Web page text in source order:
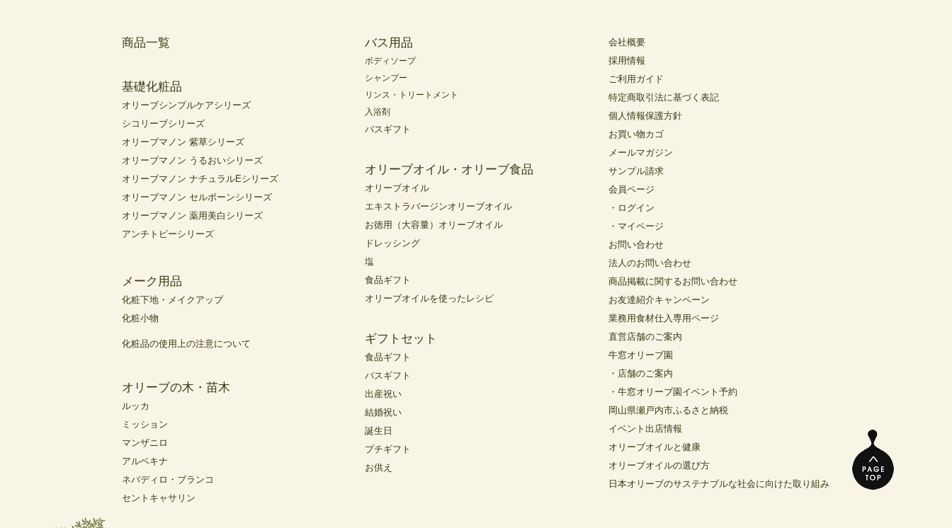
商品一覧
基礎化粧品
オリーブシンプルケアシリーズ
シコリーブシリーズ
オリーブマノン 紫草シリーズ
オリーブマノン うるおいシリーズ
オリーブマノン ナチュラルEシリーズ
オリーブマノン セルボーンシリーズ
オリーブマノン 薬用美白シリーズ
アンチトピーシリーズ
メーク用品
化粧下地・メイクアップ
化粧小物
化粧品の使用上の注意について
オリーブの木・苗木
ルッカ
ミッション
マンザニロ
アルベキナ
ネバディロ・ブランコ
セントキャサリン
バス用品
ボディソープ
シャンプー
リンス・トリートメント
入浴剤
バスギフト
オリーブオイル・オリーブ食品
オリーブオイル
エキストラバージンオリーブオイル
お徳用（大容量）オリーブオイル
ドレッシング
塩
食品ギフト
オリーブオイルを使ったレシピ
ギフトセット
食品ギフト
バスギフト
出産祝い
結婚祝い
誕生日
プチギフト
お供え
会社概要
採用情報
ご利用ガイド
特定商取引法に基づく表記
個人情報保護方針
お買い物カゴ
メールマガジン
サンプル請求
会員ページ
・ログイン
・マイページ
お問い合わせ
法人のお問い合わせ
商品掲載に関するお問い合わせ
お友達紹介キャンペーン
業務用食材仕入専用ページ
直営店舗のご案内
牛窓オリーブ園
・店舗のご案内
・牛窓オリーブ園イベント予約
岡山県瀬戸内市ふるさと納税
イベント出店情報
オリーブオイルと健康
オリーブオイルの選び方
日本オリーブのサステナブルな社会に向けた取り組み